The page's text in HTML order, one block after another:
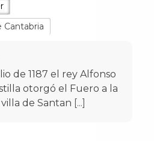
Cantabria
de 1187 el rey Alfonso
otorgó el Fuero a la
de Santan [...]